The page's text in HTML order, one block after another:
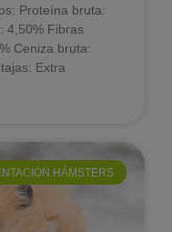
Proteína bruta:
4,50% Fibras
Ceniza bruta:
Extra
HÁMSTERS